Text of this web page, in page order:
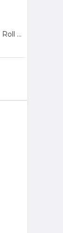
Kenmaster Kabel Roll 4 Lubang 12 Meter